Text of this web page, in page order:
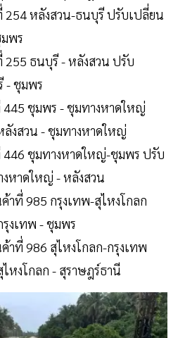
254 หลังสวน-ธนบุรี ปรับเปลี่ยน
พร
255 ธนบุรี - หลังสวน ปรับ
- ชุมพร
ชุมพร - ชุมทางหาดใหญ่
งสวน - ชุมทางหาดใหญ่
ชุมทางหาดใหญ่-ชุมพร ปรับ
หาดใหญ่ - หลังสวน
ที่ 985 กรุงเทพ-สุไหงโกลก
งเทพ - ชุมพร
ที่ 986 สุไหงโกลก-กรุงเทพ
หงโกลก - สุราษฎร์ธานี